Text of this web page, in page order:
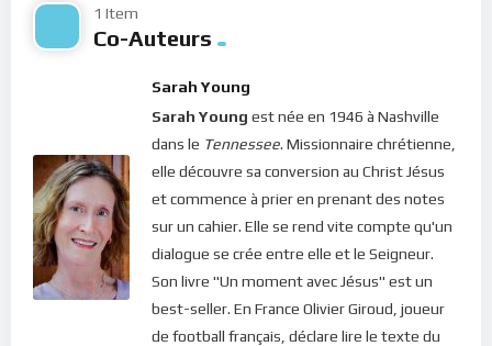
s’enracine dans notre coeur, comment tremblerions-nous
devant le péché ou des situations malencontreuses ? S’il nous
la source pour être purifié au lieu de nous culpabiliser au point
d’être découragé.
Ce que nous apprenons dans la méditation de ce jour, c’est
que la justice de Dieu est un cadeau pour notre salut. Tâchons
donc d’en prendre conscience et de nous disposer à nous en
revêtir pour qu’elle devienne notre cuirasse (Éphésiens 6, 14)
dans notre marche vers le ciel.
1 Item
Co-Auteurs
Sarah Young
Sarah Young est née en 1946 à Nashville
dans le Tennessee. Missionnaire chrétienne,
elle découvre sa conversion au Christ Jésus
et commence à prier en prenant des notes
sur un cahier. Elle se rend vite compte qu'un
dialogue se crée entre elle et le Seigneur.
Son livre "Un moment avec Jésus" est un
best-seller. En France Olivier Giroud, joueur
de football français, déclare lire le texte du